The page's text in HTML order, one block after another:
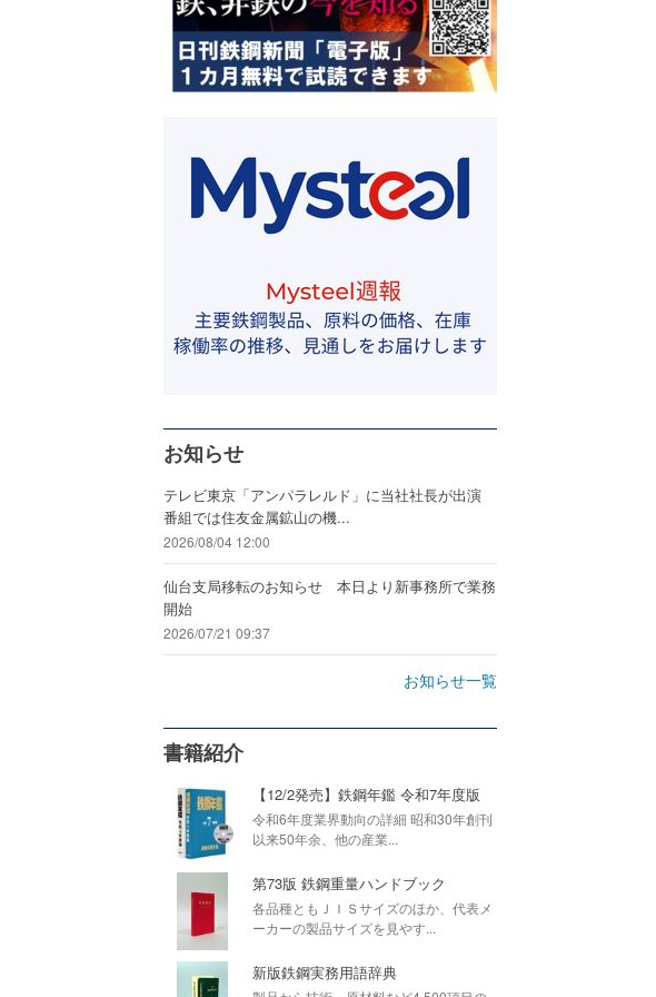
お知らせ
テレビ東京「アンパラレルド」に当社社長が出演
番組では住友金属鉱山の機...
2026/08/04 12:00
仙台支局移転のお知らせ 本日より新事務所で業務
開始
2026/07/21 09:37
お知らせ一覧
書籍紹介
【12/2発売】鉄鋼年鑑 令和7年度版
令和6年度業界動向の詳細 昭和30年創刊
以来50年余、他の産業...
第73版 鉄鋼重量ハンドブック
各品種ともＪＩＳサイズのほか、代表メ
ーカーの製品サイズを見やす...
新版鉄鋼実務用語辞典